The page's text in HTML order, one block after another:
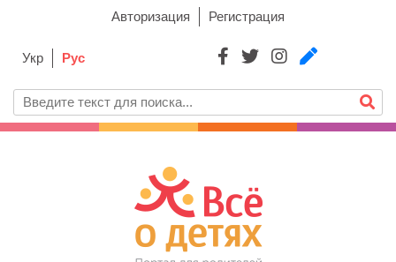
Авторизация Регистрация
Укр Рус